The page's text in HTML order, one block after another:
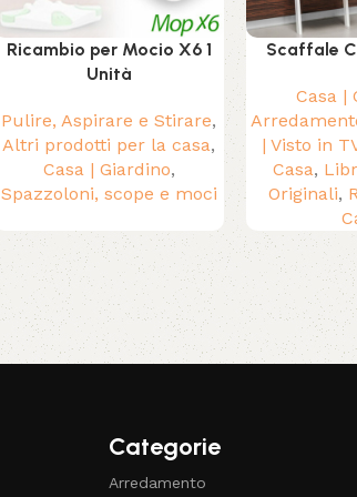
Ricambio per Mocio X6 1
Unità
Pulire, Aspirare e Stirare,
Altri prodotti per la casa,
Casa | Giardino,
Spazzoloni, scope e moci
Scaffale
Casa |
| Visto in
Casa,
Originali,
Categorie
Arredamento